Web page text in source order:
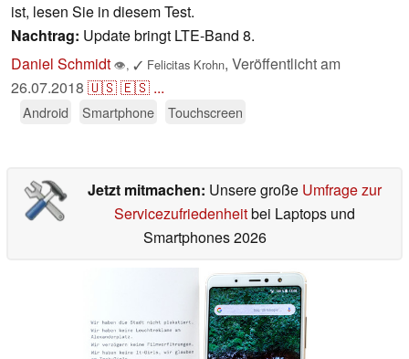
ist, lesen Sie in diesem Test.
Nachtrag: Update bringt LTE-Band 8.
Daniel Schmidt 👁, ✓ Felicitas Krohn, Veröffentlicht am
26.07.2018 🇺🇸🇪🇸 ...
Android Smartphone Touchscreen
Jetzt mitmachen: Unsere große Umfrage zur
Servicezufriedenheitbei Laptops und
Smartphones 2026